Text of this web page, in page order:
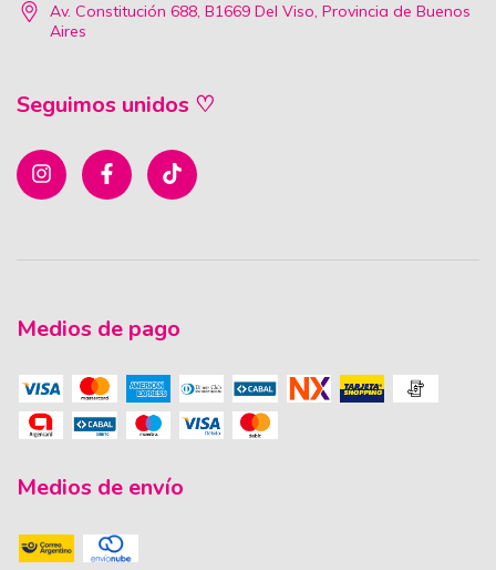
Av. Constitución 688, B1669 Del Viso, Provincia de Buenos
Aires
Seguimos unidos ♡
Medios de pago
Medios de envío